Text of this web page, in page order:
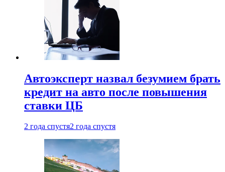
Автоэксперт назвал безумием брать
кредит на авто после повышения
ставки ЦБ
2 года спустя2 года спустя